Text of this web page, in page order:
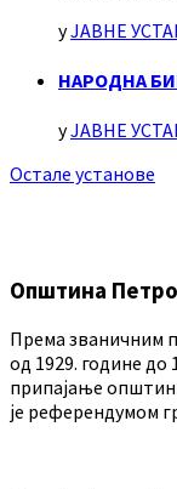
уЈАВНЕ
НАРОДНА
уЈАВНЕ
Остале установе
Општина
Према званичним
од 1929. године до
припајање
је референдумом